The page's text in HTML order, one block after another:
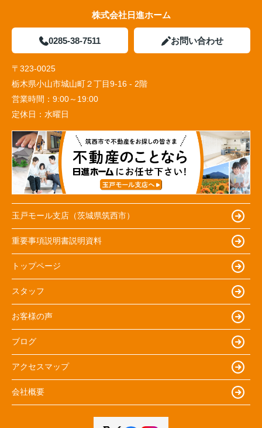
株式会社日進ホーム
0285-38-7511 お問い合わせ
〒323-0025
栃木県小山市城山町２丁目9-16 - 2階
営業時間： 9:00～19:00
定休日： 水曜日
玉戸モール支店（茨城県筑西市）
重要事項説明書説明資料
トップページ
スタッフ
お客様の声
ブログ
アクセスマップ
会社概要